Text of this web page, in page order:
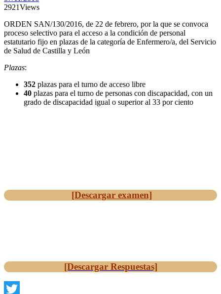
2921Views
ORDEN SAN/130/2016, de 22 de febrero, por la que se convoca
proceso selectivo para el acceso a la condición de personal
estatutario fijo en plazas de la categoría de Enfermero/a, del Servicio
de Salud de Castilla y León
Plazas:
352 plazas para el turno de acceso libre
40 plazas para el turno de personas con discapacidad, con un
grado de discapacidad igual o superior al 33 por ciento
[Descargar examen]
[Descargar Respuestas]